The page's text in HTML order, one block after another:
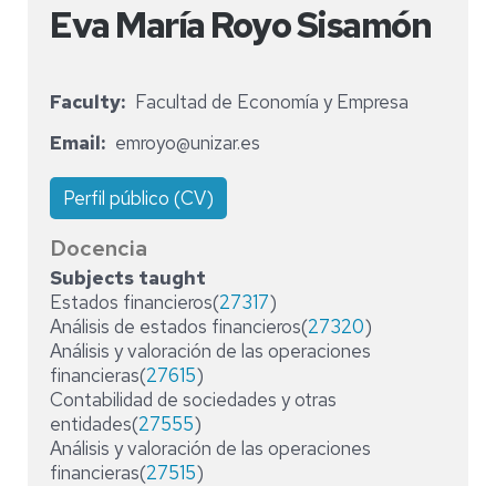
Eva María Royo Sisamón
Faculty
Facultad de Economía y Empresa
Email
emroyo@unizar.es
Perfil público (CV)
Docencia
Subjects taught
Estados financieros(27317)
Análisis de estados financieros(27320)
Análisis y valoración de las operaciones
financieras(27615)
Contabilidad de sociedades y otras
entidades(27555)
Análisis y valoración de las operaciones
financieras(27515)